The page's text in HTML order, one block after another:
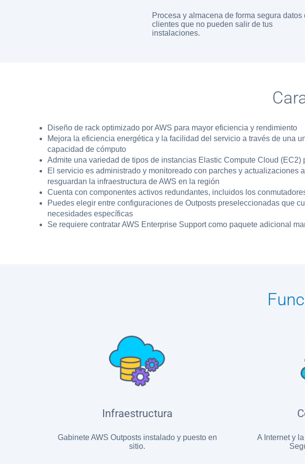
Procesa y almacena de forma segura datos
clientes que no pueden salir de tus
instalaciones.
Diseño de rack optimizado por AWS para mayor eficiencia y rendimiento
Mejora la eficiencia energética y la facilidad del servicio a través de una
capacidad de cómputo
Admite una variedad de tipos de instancias Elastic Compute Cloud
El servicio es administrado y monitoreado con parches y
resguardan la infraestructura de AWS en la región
Cuenta con componentes activos redundantes, incluidos los
Puedes elegir entre configuraciones de Outposts preseleccionadas que
necesidades específicas
Se requiere contratar AWS Enterprise Support como paquete adicional
Infraestructura
Gabinete AWS Outposts instalado y puesto en
sitio.
A Internet y